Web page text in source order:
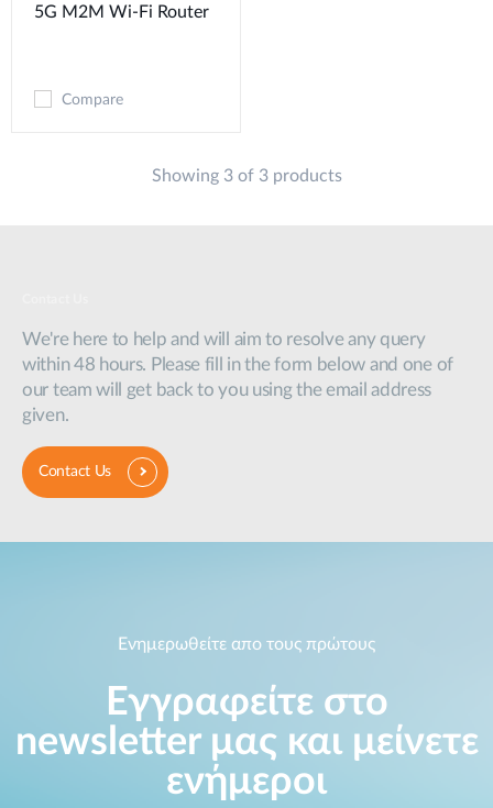
5G M2M Wi-Fi Router
Compare
Showing 3 of 3 products
We're here to help and will aim to resolve any query
within 48 hours. Please fill in the form below and one of
our team will get back to you using the email address
given.
Contact Us
Ενημερωθείτε απο τους πρώτους
Εγγραφείτε στο
newsletter μας και μείνετε
ενήμεροι